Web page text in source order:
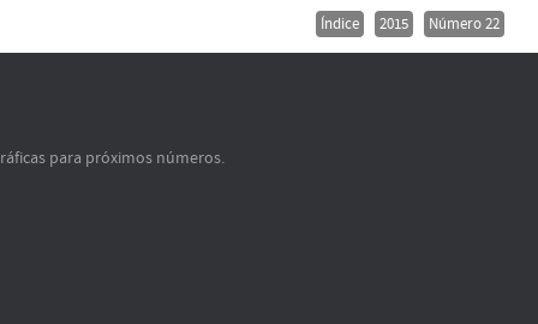
Índice 2015 Número 22
para próximos números.